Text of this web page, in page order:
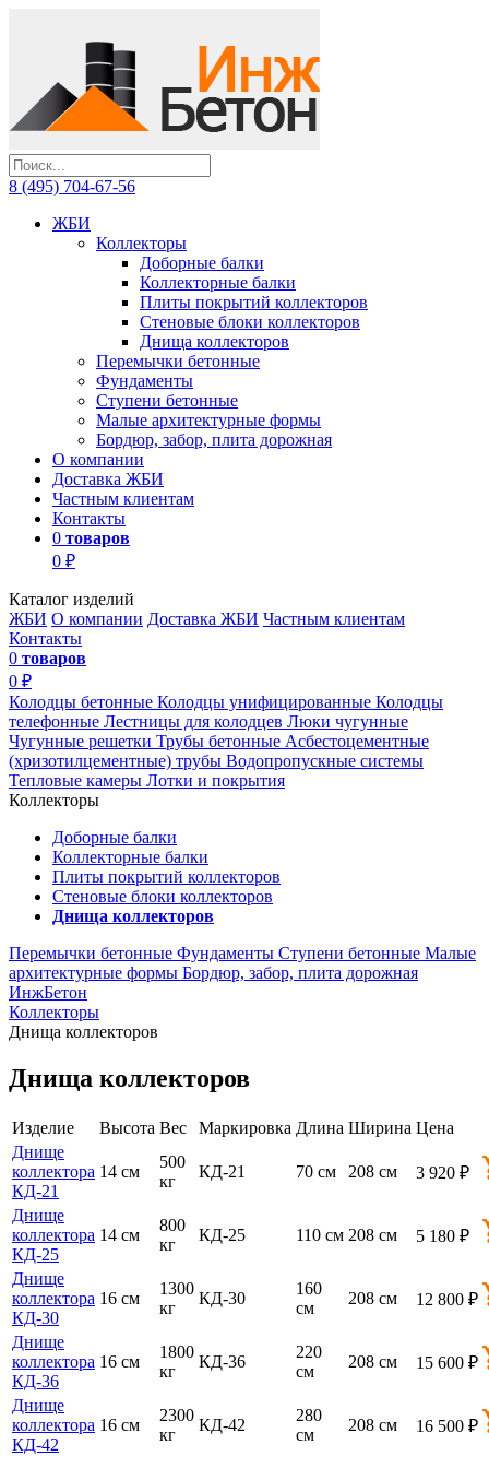
8 (495) 704-67-56
ЖБИ
Коллекторы
Доборные балки
Коллекторные балки
Плиты покрытий коллекторов
Стеновые блоки коллекторов
Днища коллекторов
Перемычки бетонные
Фундаменты
Ступени бетонные
Малые архитектурные формы
Бордюр, забор, плита дорожная
О компании
Доставка ЖБИ
Частным клиентам
Контакты
0 товаров
0 ₽
Каталог изделий
ЖБИ О компании Доставка ЖБИ Частным клиентам
Контакты
0 товаров
0 ₽
Колодцы бетонные Колодцы унифицированные Колодцы
телефонные Лестницы для колодцев Люки чугунные
Чугунные решетки Трубы бетонные Асбестоцементные
(хризотилцементные) трубы Водопропускные системы
Тепловые камеры Лотки и покрытия
Коллекторы
Доборные балки
Коллекторные балки
Плиты покрытий коллекторов
Стеновые блоки коллекторов
Днища коллекторов
Перемычки бетонные Фундаменты Ступени бетонные Малые
архитектурные формы Бордюр, забор, плита дорожная
ИнжБетон
Коллекторы
Днища коллекторов
Днища коллекторов
Изделие Высота Вес Маркировка Длина Ширина Цена
Днище
коллектора
КД-21
14 см
500
кг
КД-21 70 см 208 см 3 920 ₽
Днище
коллектора
КД-25
14 см
800
кг
КД-25 110 см 208 см 5 180 ₽
Днище
коллектора
КД-30
16 см
1300
кг
КД-30
160
см
208 см 12 800 ₽
Днище
коллектора
КД-36
16 см
1800
кг
КД-36
220
см
208 см 15 600 ₽
Днище
коллектора
КД-42
16 см
2300
кг
КД-42
280
см
208 см 16 500 ₽